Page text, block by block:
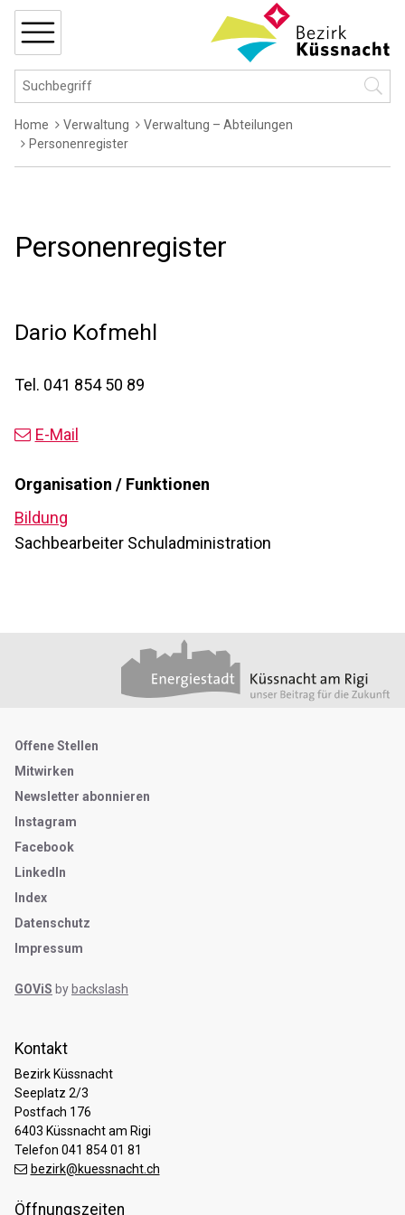
Navigieren in Küssnacht
Schnellnavigation
Hauptnavigation
Suchbegriff
Breadcrumb
Home Verwaltung
Verwaltung – Abteilungen
Personenregister
Personenregister
Dario Kofmehl
Tel. 041 854 50 89
E-Mail
Organisation / Funktionen
Bildung
Sachbearbeiter Schuladministration
Kontakt
Bezirk Küssnacht
Seeplatz 2/3
Postfach 176
6403 Küssnacht am Rigi
Telefon 041 854 01 81
bezirk@kuessnacht.ch
Öffnungszeiten
Metanavigation
Offene Stellen
Mitwirken
Newsletter abonnieren
Instagram
Facebook
LinkedIn
Index
Datenschutz
Impressum
GOViS by backslash